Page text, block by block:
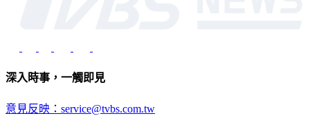
深入時事，一觸即見
意見反映：service@tvbs.com.tw